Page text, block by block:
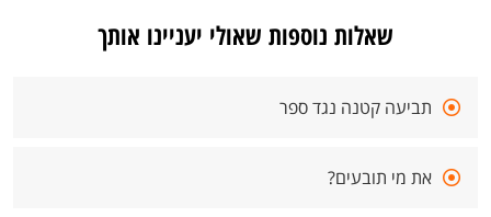
שאלות נוספות שאולי יעניינו אותך
תביעה קטנה נגד ספר
את מי תובעים?